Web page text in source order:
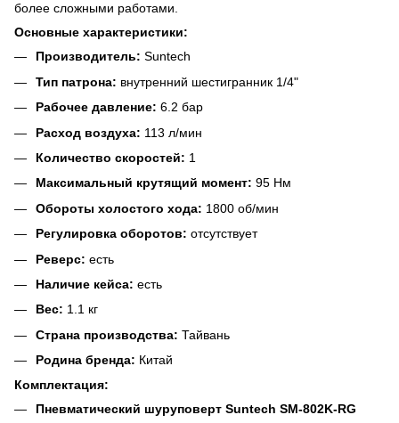
более сложными работами.
Основные характеристики:
Производитель: Suntech
Тип патрона: внутренний шестигранник 1/4"
Рабочее давление: 6.2 бар
Расход воздуха: 113 л/мин
Количество скоростей: 1
Максимальный крутящий момент: 95 Нм
Обороты холостого хода: 1800 об/мин
Регулировка оборотов: отсутствует
Реверс: есть
Наличие кейса: есть
Вес: 1.1 кг
Страна производства: Тайвань
Родина бренда: Китай
Комплектация:
Пневматический шуруповерт Suntech SM-802K-RG